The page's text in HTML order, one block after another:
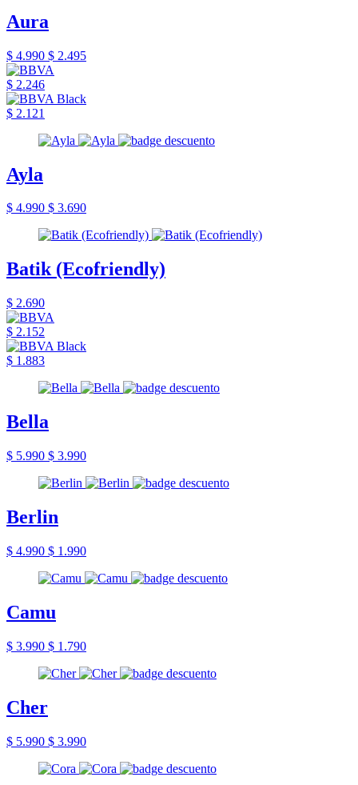
Aura
$ 4.990 $ 2.495
$ 2.246
$ 2.121
Ayla
$ 4.990 $ 3.690
Batik (Ecofriendly)
$ 2.690
$ 2.152
$ 1.883
Bella
$ 5.990 $ 3.990
Berlin
$ 4.990 $ 1.990
Camu
$ 3.990 $ 1.790
Cher
$ 5.990 $ 3.990